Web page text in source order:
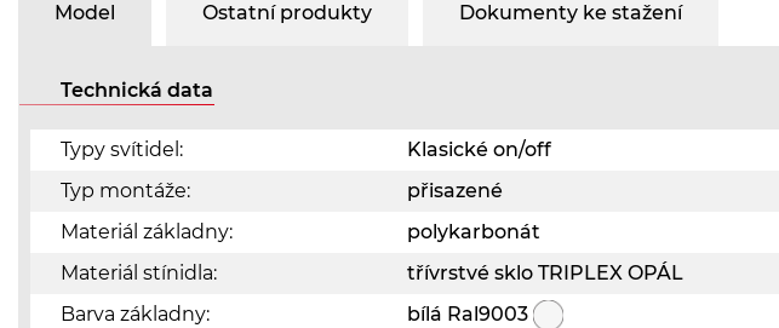
Model Ostatní produkty Dokumenty ke stažení
Technická data
Typy svítidel:
Klasické on/off
Typ montáže:
přisazené
Materiál základny:
polykarbonát
Materiál stínidla:
třívrstvé sklo TRIPLEX OPÁL
Barva základny:
bílá Ral9003